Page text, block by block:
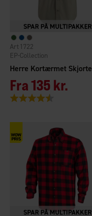
Herre Kortærmet Skjorte
EP-Collection
1722
Fra135 kr.
Vurdering: